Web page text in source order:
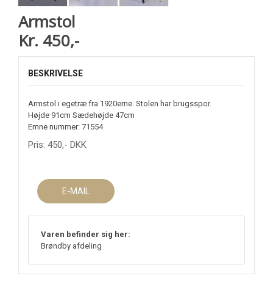
Armstol
Kr. 450,-
BESKRIVELSE
Armstol i egetræ fra 1920erne. Stolen har brugsspor.
Højde 91cm Sædehøjde 47cm
Emne nummer: 71554
Pris: 450,- DKK
E-MAIL
Varen befinder sig her:
Brøndby afdeling